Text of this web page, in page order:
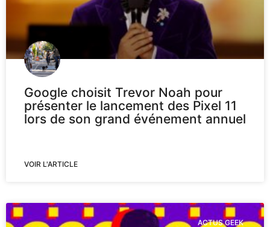
Google choisit Trevor Noah pour
présenter le lancement des Pixel 11
lors de son grand événement annuel
VOIR L'ARTICLE
ACTUS GEEK